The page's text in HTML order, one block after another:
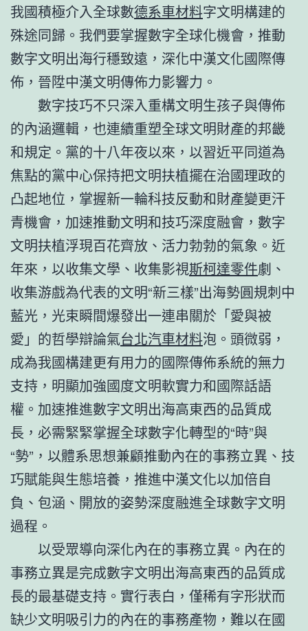
我國積極介入全球數德系車材料字文明構建的
殊途同歸。我們要掌握數字全球化機會，推動
數字文明出海行穩致遠，深化中漢文化國際傳
佈，晉陞中漢文明傳佈力影響力。
數字技巧不只深入重構文明生孩子與傳佈
的內涵邏輯，也連續重塑全球文明財產的邦畿
和規定。黨的十八年夜以來，以習近平同道為
焦點的黨中心保持把文明扶植擺在治國理政的
凸起地位，掌握新一輪科技反動和財產變更汗
青機會，加速推動文明和技巧深度融會，數字
文明扶植浮現百花齊放、活力勃勃的氣象。近
年來，以收集文學、收集影視斯柯達零件劇、
收集游戲為代表的文明“新三樣”出海勢圓規刺中
藍光，光束瞬間爆發出一連串關於「愛與被
愛」的哲學辯論氣台北汽車材料泡。頭微弱，
成為我國構建更有用力的國際傳佈系統的無力
支持，明顯加強國度文明軟實力和國際話語
權。加速推進數字文明出海高東西的品質成
長，必需緊緊掌握全球數字化轉型的“時”與
“勢”，以體系思想兼顧推動內在的事務立異、技
巧賦能與生態培養，推進中漢文化以加倍自
負、包涵、開放的姿勢深度融進全球數字文明
過程。
以受眾導向深化內在的事務立異。內在的
事務立異是完成數字文明出海高東西的品質成
長的最基礎支持。實行表白，僅稀有字形狀而
缺少文明吸引力的內在的事務產物，難以在國